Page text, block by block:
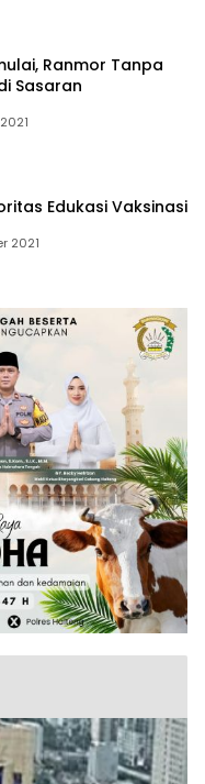
Tanpa
Sasaran
Edukasi Vaksinasi
2021